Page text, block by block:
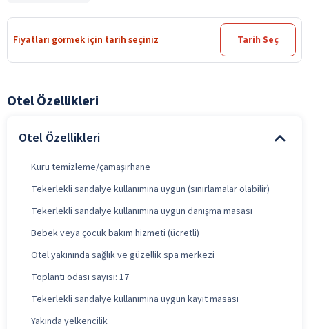
Fiyatları görmek için tarih seçiniz Tarih Seç
Otel Özellikleri
Otel Özellikleri
Kuru temizleme/çamaşırhane
Tekerlekli sandalye kullanımına uygun (sınırlamalar olabilir)
Tekerlekli sandalye kullanımına uygun danışma masası
Bebek veya çocuk bakım hizmeti (ücretli)
Otel yakınında sağlık ve güzellik spa merkezi
Toplantı odası sayısı: 17
Tekerlekli sandalye kullanımına uygun kayıt masası
Yakında yelkencilik